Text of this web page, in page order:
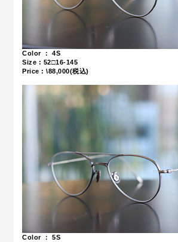
Color ： 4S
Size : 52□16-145
Price : \88,000(税込)
Color ： 5S